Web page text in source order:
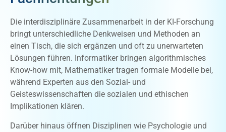
Die interdisziplinäre Zusammenarbeit in der KI-Forschung
bringt unterschiedliche Denkweisen und Methoden an
einen Tisch, die sich ergänzen und oft zu unerwarteten
Lösungen führen. Informatiker bringen algorithmisches
Know-how mit, Mathematiker tragen formale Modelle bei,
während Experten aus den Sozial- und
Geisteswissenschaften die sozialen und ethischen
Implikationen klären.
Darüber hinaus öffnen Disziplinen wie Psychologie und